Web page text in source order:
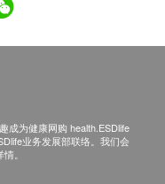
用品有限公司及健
，若因阁下的原因
仍不成功派送，康
任何拒绝要求退款
成为健康网购 health.ESDlife
业务发展部联络。我们会
。